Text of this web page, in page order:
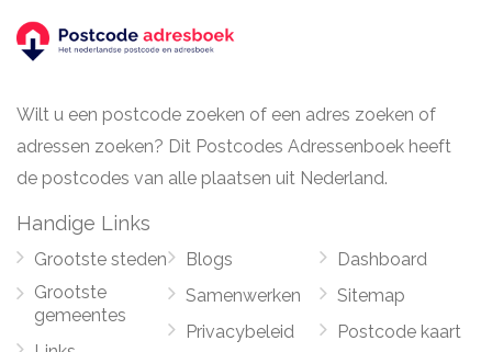
Wilt u een postcode zoeken of een adres zoeken of
adressen zoeken? Dit Postcodes Adressenboek heeft
de postcodes van alle plaatsen uit Nederland.
Handige Links
Grootste steden
Grootste
gemeentes
Blogs
Samenwerken
Privacybeleid
Dashboard
Sitemap
Postcode kaart